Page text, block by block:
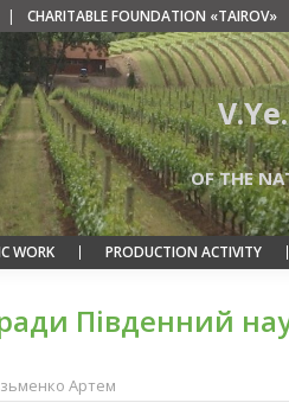
| CHARITABLE FOUNDATION «TAIROV»
OF THE
WORK PRODUCTION ACTIVITY
Південний
Артем